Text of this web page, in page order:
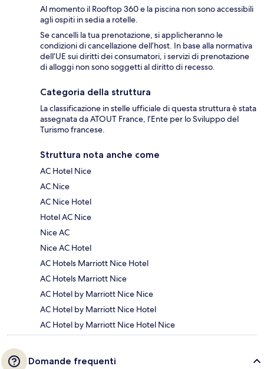
Al momento il Rooftop 360 e la piscina non sono accessibili
agli ospiti in sedia a rotelle.
Se cancelli la tua prenotazione, si applicheranno le
condizioni di cancellazione dell’host. In base alla normativa
dell’UE sui diritti dei consumatori, i servizi di prenotazione
di alloggi non sono soggetti al diritto di recesso.
Categoria della struttura
La classificazione in stelle ufficiale di questa struttura è stata
assegnata da ATOUT France, l’Ente per lo Sviluppo del
Turismo francese.
Struttura nota anche come
AC Hotel Nice
AC Nice
AC Nice Hotel
Hotel AC Nice
Nice AC
Nice AC Hotel
AC Hotels Marriott Nice Hotel
AC Hotels Marriott Nice
AC Hotel by Marriott Nice Nice
AC Hotel by Marriott Nice Hotel
AC Hotel by Marriott Nice Hotel Nice
Domande frequenti